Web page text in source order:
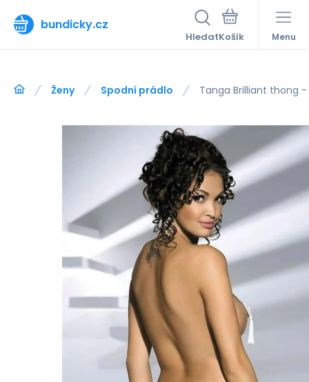
bundicky.cz
Hledat Menu
Ženy Spodní prádlo Tanga Brilliant thong -